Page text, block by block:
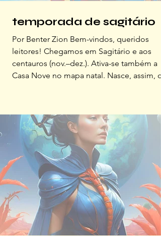
temporada de sagitário
Por Benter Zion Bem-vindos, queridos
leitores! Chegamos em Sagitário e aos
centauros (nov.–dez.). Ativa-se também a
Casa Nove no mapa natal. Nasce, assim, o
arcanos, símbolo de sabedoria, tradição,
orientação espiritual e da conexão entre o
mundo material e o espiritual. Representa
importância de seguir regras e estruturas
estabelecidas, bem como a busca por co